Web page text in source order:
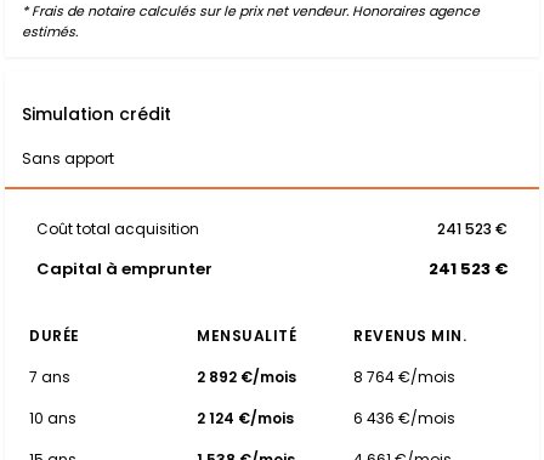
* Frais de notaire calculés sur le prix net vendeur. Honoraires agence
estimés.
Simulation crédit
Sans apport
Coût total acquisition 241 523 €
Capital à emprunter 241 523 €
DURÉE MENSUALITÉ
REVENUS MIN.
7 ans
2 892 €/mois
8 764 €/mois
10 ans
2 124 €/mois
6 436 €/mois